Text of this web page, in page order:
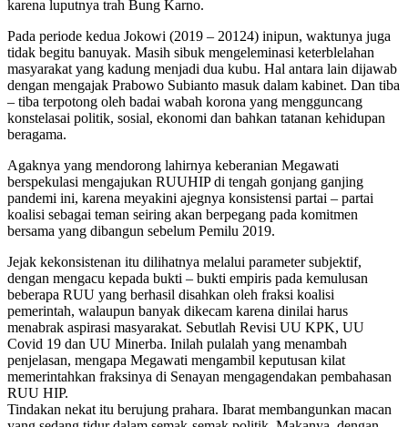
karena luputnya trah Bung Karno.
Pada periode kedua Jokowi (2019 – 20124) inipun, waktunya juga
tidak begitu banuyak. Masih sibuk mengeleminasi keterblelahan
masyarakat yang kadung menjadi dua kubu. Hal antara lain dijawab
dengan mengajak Prabowo Subianto masuk dalam kabinet. Dan tiba
– tiba terpotong oleh badai wabah korona yang mengguncang
konstelasai politik, sosial, ekonomi dan bahkan tatanan kehidupan
beragama.
Agaknya yang mendorong lahirnya keberanian Megawati
berspekulasi mengajukan RUUHIP di tengah gonjang ganjing
pandemi ini, karena meyakini ajegnya konsistensi partai – partai
koalisi sebagai teman seiring akan berpegang pada komitmen
bersama yang dibangun sebelum Pemilu 2019.
Jejak kekonsistenan itu dilihatnya melalui parameter subjektif,
dengan mengacu kepada bukti – bukti empiris pada kemulusan
beberapa RUU yang berhasil disahkan oleh fraksi koalisi
pemerintah, walaupun banyak dikecam karena dinilai harus
menabrak aspirasi masyarakat. Sebutlah Revisi UU KPK, UU
Covid 19 dan UU Minerba. Inilah pulalah yang menambah
penjelasan, mengapa Megawati mengambil keputusan kilat
memerintahkan fraksinya di Senayan mengagendakan pembahasan
RUU HIP.
Tindakan nekat itu berujung prahara. Ibarat membangunkan macan